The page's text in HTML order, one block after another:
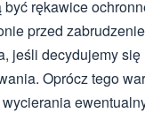
rękawice
przed
jeśli decydujemy
Oprócz tego